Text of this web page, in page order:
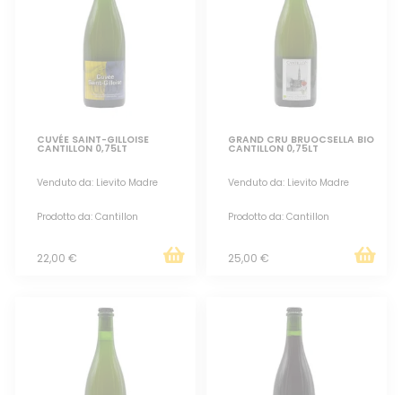
CUVÉE SAINT-GILLOISE
CANTILLON 0,75LT
Venduto da: Lievito Madre
Prodotto da: Cantillon
22,00 €
GRAND CRU BRUOCSELLA BIO
CANTILLON 0,75LT
Venduto da: Lievito Madre
Prodotto da: Cantillon
25,00 €